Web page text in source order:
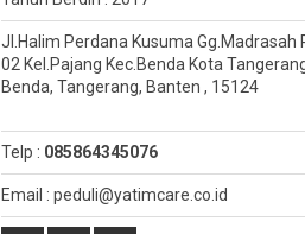
Jl.Halim Perdana Kusuma Gg.Madrasah
02 Kel.Pajang Kec.Benda Kota
Benda, Tangerang, Banten , 15124
Telp : 085864345076
Email : peduli@yatimcare.co.id